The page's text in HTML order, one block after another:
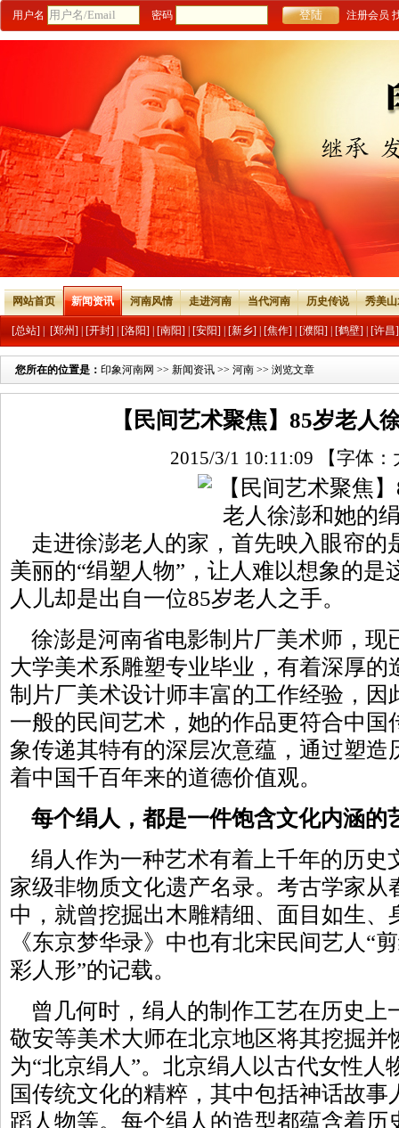
用户名 密码 注册会员
网站首页 新闻资讯 河南风情 走进河南 当代河南 历史传说 秀美
[总站] [郑州] [开封] [洛阳] [南阳] [安阳] [新乡] [焦作] [濮阳] [鹤壁] [许昌]
您所在的位置是： 印象河南网 >> 新闻资讯 >> 河南 >> 浏览文章
【民间艺术聚焦】85岁老人
2015/3/1 10:11:09 【字体：
走进徐澎老人的家，首先映入眼帘的
美丽的“绢塑人物”，让人难以想象的是
人儿却是出自一位85岁老人之手。
徐澎是河南省电影制片厂美术师，现
大学美术系雕塑专业毕业，有着深厚的
制片厂美术设计师丰富的工作经验，因
一般的民间艺术，她的作品更符合中国
象传递其特有的深层次意蕴，通过塑造
着中国千百年来的道德价值观。
每个绢人，都是一件饱含文化内涵的
绢人作为一种艺术有着上千年的历史
家级非物质文化遗产名录。考古学家从
中，就曾挖掘出木雕精细、面目如生、
《东京梦华录》中也有北宋民间艺人“
彩人形”的记载。
曾几何时，绢人的制作工艺在历史上
敬安等美术大师在北京地区将其挖掘并
为“北京绢人”。北京绢人以古代女性人
国传统文化的精粹，其中包括神话故
蹈人物等。每个绢人的造型都蕴含着历